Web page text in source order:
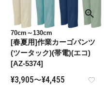
70cm～130cm
[春夏用]作業カーゴパンツ
(ツータック)(帯電)(エコ)
[AZ-5374]
¥3,905〜¥4,455